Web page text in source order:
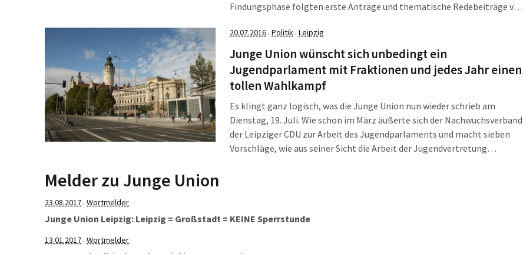
Findungsphase folgten erste Anträge und thematische Redebeiträge vom
vergangenen Stadtratssitzung sah sich das Gremium neben sachlicher
Kritik auch teils ätzender Kritik ausgesetzt.
20.07.2016· Politik· Leipzig
Junge Union wünscht sich unbedingt ein
Jugendparlament mit Fraktionen und jedes Jahr einen
tollen Wahlkampf
Es klingt ganz logisch, was die Junge Union nun wieder schrieb am
Dienstag, 19. Juli. Wie schon im März äußerte sich der Nachwuchsverband
der Leipziger CDU zur Arbeit des Jugendparlaments und macht sieben
Vorschläge, wie aus seiner Sicht die Arbeit der Jugendvertretung
Melder zu Junge Union
23.08.2017· Wortmelder
Junge Union Leipzig: Leipzig = Großstadt = KEINE Sperrstunde
13.01.2017· Wortmelder